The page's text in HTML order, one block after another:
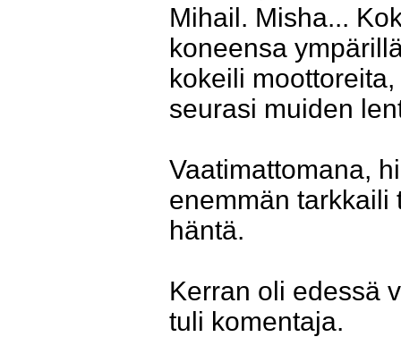
Mihail. Misha...
koneensa
kokeili
seurasi muiden
Vaatimattomana,
enemmän tarkkaili
häntä.
Kerran oli edessä
tuli komentaja.